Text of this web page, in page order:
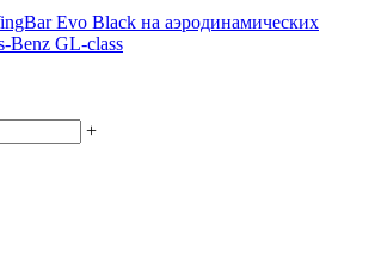
Evo Black на аэродинамических
Benz GL-class
+